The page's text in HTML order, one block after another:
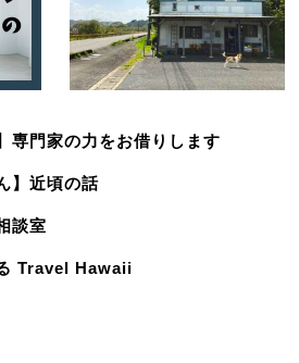
専門家の力をお借りします
】近頃の話
談室
Travel Hawaii